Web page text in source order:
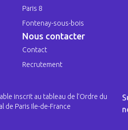
Paris 8
Fontenay-sous-bois
Nous contacter
Contact
Recrutement
inscrit au tableau de l’Ordre du
de Paris Ile-de-France